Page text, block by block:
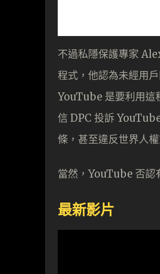
不過私隱保護專家
程式，他認為未經用
YouTube 是要利用這
信 DPC 投訴
條，甚至違反世界人
當然，YouTube 否認
最新影片